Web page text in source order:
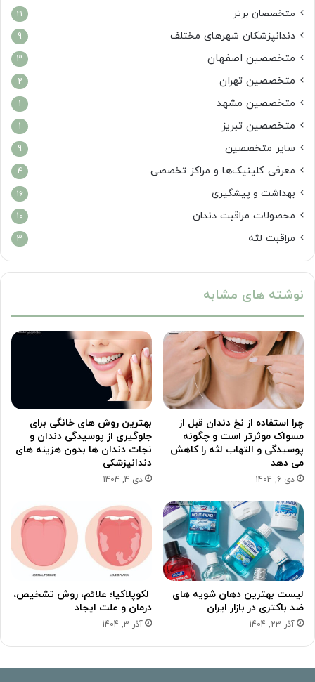
متخصصان برتر 21
دندانپزشکان شهرهای مختلف 9
متخصصین اصفهان 3
متخصصین تهران 2
متخصصین مشهد 1
متخصصین تبریز 1
سایر متخصصین 9
معرفی کلینیک‌ها و مراکز تخصصی 4
بهداشت و پیشگیری 16
محصولات مراقبت دندان 10
مراقبت لثه 3
نوشته های مشابه
چرا استفاده از نخ دندان قبل از
مسواک موثرتر است و چگونه
پوسیدگی و التهاب لثه را کاهش
می دهد
دی 6, 1404
بهترین روش های خانگی برای
جلوگیری از پوسیدگی دندان و
نجات دندان ها بدون هزینه های
دندانپزشکی
دی 4, 1404
لیست بهترین دهان شویه های
ضد باکتری در بازار ایران
آذر 23, 1404
لکوپلاکیا؛ علائم، روش تشخیص،
درمان و علت ایجاد
آذر 3, 1404